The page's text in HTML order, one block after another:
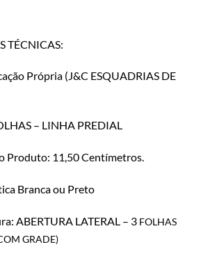
TÉCNICAS:
Própria (J&C ESQUADRIAS DE
– LINHA PREDIAL
Produto: 11,50 Centímetros.
Branca ou Preto
ABERTURA LATERAL – 3 FOLHAS
GRADE)